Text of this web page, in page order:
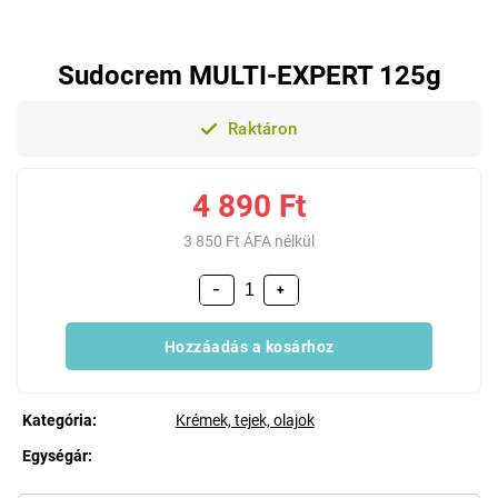
Sudocrem MULTI-EXPERT 125g
Raktáron
4 890 Ft
3 850 Ft ÁFA nélkül
+
−
Hozzáadás a kosárhoz
Kategória:
Krémek, tejek, olajok
Egységár: